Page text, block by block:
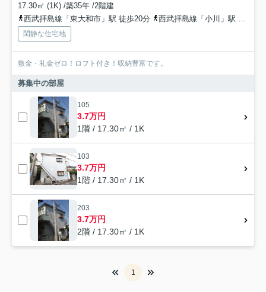
17.30㎡ (1K) /築35年 /2階建
西武拝島線「東大和市」駅 徒歩20分
西武拝島線「小川」駅 徒歩22分
閑静な住宅地
敷金・礼金ゼロ！ロフト付き！収納豊富です。
募集中の部屋
105
3.7万円
1階 / 17.30㎡ / 1K
103
3.7万円
1階 / 17.30㎡ / 1K
203
3.7万円
2階 / 17.30㎡ / 1K
1